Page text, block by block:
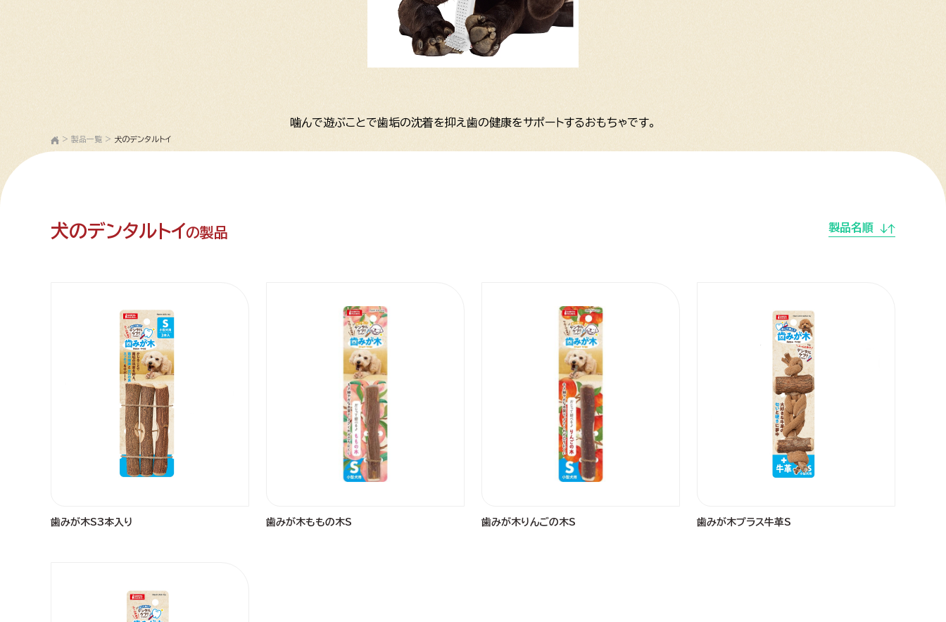
噛んで遊ぶことで歯垢の沈着を抑え歯の健康をサポートするおもちゃです。
> 製品一覧 > 犬のデンタルトイ
犬のデンタルトイの製品 製品名順
歯みが木S3本入り 歯みが木ももの木S 歯みが木りんごの木S 歯みが木プラス牛革S